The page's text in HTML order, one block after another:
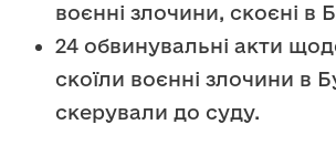
воєнні злочини, скоєні в
24 обвинувальні акти
скоїли воєнні злочини в
скерували до суду.